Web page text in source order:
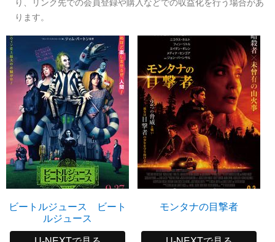
ります。
ビートルジュース ビート
ルジュース
モンタナの目撃者